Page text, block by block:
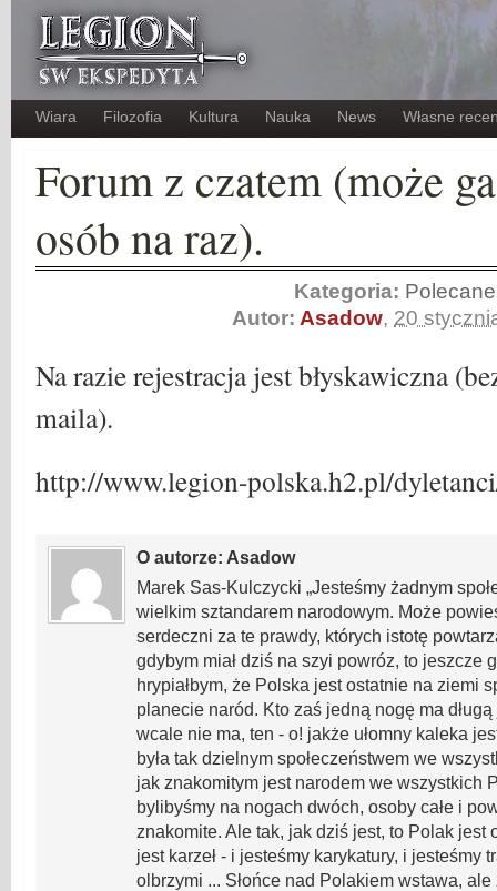
Wiara Filozofia Kultura Nauka News Własne
Forum z czatem (może
osób na raz).
Kategoria: Polecane
Autor: Asadow, 20
Na razie rejestracja jest błyskawiczna
maila).
http://www.legion-polska.h2.pl/
O autorze: Asadow
Marek Sas-Kulczycki „Jesteśmy żadnym
wielkim sztandarem narodowym. Może
serdeczni za te prawdy, których istotę
gdybym miał dziś na szyi powróz, to jeszcze
hrypiałbym, że Polska jest ostatnie na ziemi
planecie naród. Kto zaś jedną nogę ma
wcale nie ma, ten - o! jakże ułomny kaleka
była tak dzielnym społeczeństwem we
jak znakomitym jest narodem we wszystkich
bylibyśmy na nogach dwóch, osoby całe i
znakomite. Ale tak, jak dziś jest, to Polak jest
jest karzeł - i jesteśmy karykatury, i jesteśmy
olbrzymi ... Słońce nad Polakiem wstawa,